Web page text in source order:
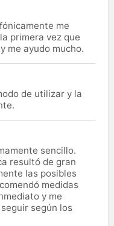
me
primera vez que
me ayudo mucho.
de utilizar y la
sencillo.
resultó de gran
las posibles
medidas
y me
según los